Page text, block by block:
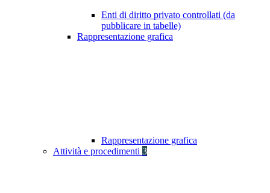
Enti di diritto privato controllati (da
pubblicare in tabelle)
Rappresentazione grafica
Rappresentazione grafica
Attività e procedimenti 3